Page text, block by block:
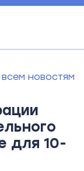
новостям
для 10-